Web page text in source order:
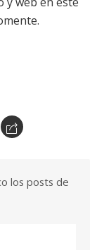
los posts de